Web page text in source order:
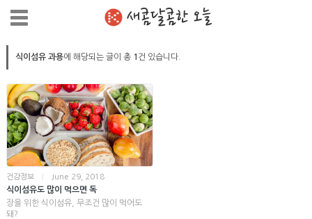
새콤달콤한 오늘
식이섬유 과용에 해당되는 글이 총 1 건 있습니다.
건강정보 June 29, 2018
식이섬유도 많이 먹으면 독
장을 위한 식이섬유, 무조건 많이 먹어도
돼?